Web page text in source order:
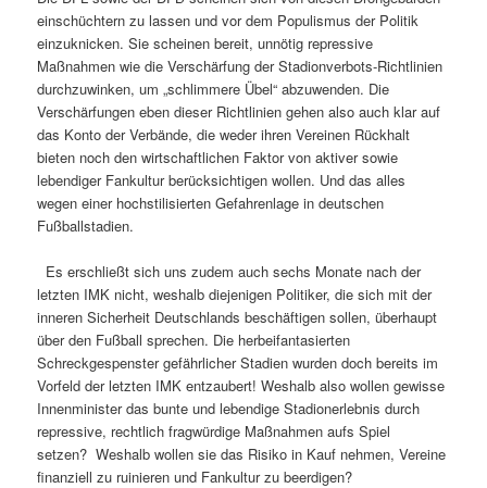
einschüchtern zu lassen und vor dem Populismus der Politik
einzuknicken. Sie scheinen bereit, unnötig repressive
Maßnahmen wie die Verschärfung der Stadionverbots-Richtlinien
durchzuwinken, um „schlimmere Übel“ abzuwenden. Die
Verschärfungen eben dieser Richtlinien gehen also auch klar auf
das Konto der Verbände, die weder ihren Vereinen Rückhalt
bieten noch den wirtschaftlichen Faktor von aktiver sowie
lebendiger Fankultur berücksichtigen wollen. Und das alles
wegen einer hochstilisierten Gefahrenlage in deutschen
Fußballstadien.
Es erschließt sich uns zudem auch sechs Monate nach der
letzten IMK nicht, weshalb diejenigen Politiker, die sich mit der
inneren Sicherheit Deutschlands beschäftigen sollen, überhaupt
über den Fußball sprechen. Die herbeifantasierten
Schreckgespenster gefährlicher Stadien wurden doch bereits im
Vorfeld der letzten IMK entzaubert! Weshalb also wollen gewisse
Innenminister das bunte und lebendige Stadionerlebnis durch
repressive, rechtlich fragwürdige Maßnahmen aufs Spiel
setzen? Weshalb wollen sie das Risiko in Kauf nehmen, Vereine
finanziell zu ruinieren und Fankultur zu beerdigen?